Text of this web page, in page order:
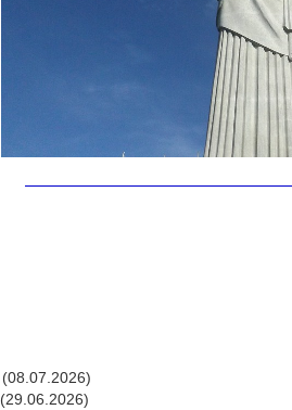
(08.07.2026)
(29.06.2026)